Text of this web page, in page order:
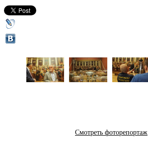
Смотреть фоторепортаж